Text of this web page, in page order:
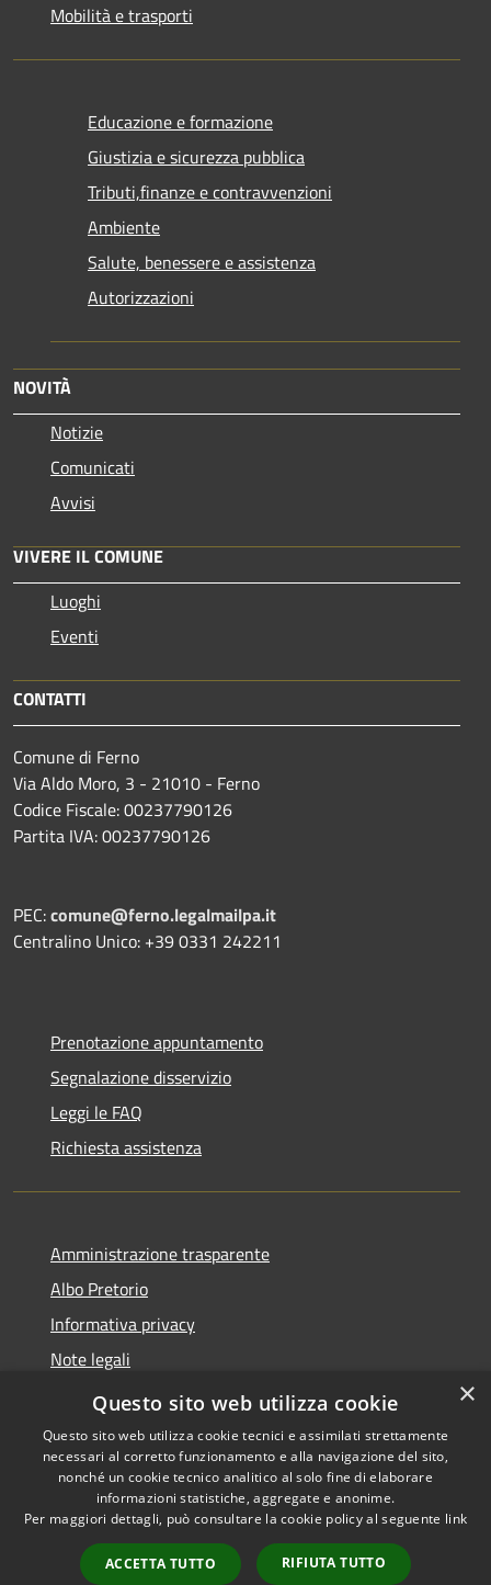
Mobilità e trasporti
Educazione e formazione
Giustizia e sicurezza pubblica
Tributi,finanze e contravvenzioni
Ambiente
Salute, benessere e assistenza
Autorizzazioni
NOVITÀ
Notizie
Comunicati
Avvisi
VIVERE IL COMUNE
Luoghi
Eventi
CONTATTI
Comune di Ferno
Via Aldo Moro, 3 - 21010 - Ferno
Codice Fiscale: 00237790126
Partita IVA: 00237790126
PEC:comune@ferno.legalmailpa.it
Centralino Unico: +39 0331 242211
Prenotazione appuntamento
Segnalazione disservizio
Leggi le FAQ
Richiesta assistenza
Amministrazione trasparente
Albo Pretorio
Informativa privacy
Note legali
Dichiarazione di accessibilità
Accessibilità
Copyright © 2026 • Comune di
Ferno • Powered by
Municipium•
Accesso
×
Questo sito web utilizza cookie
Questo sito web utilizza cookie tecnici e assimilati strettamente
necessari al corretto funzionamento e alla navigazione del sito,
nonché un cookie tecnico analitico al solo fine di elaborare
informazioni statistiche, aggregate e anonime.
Per maggiori dettagli, può consultare la cookie policy al seguente link
ACCETTA TUTTO RIFIUTA TUTTO